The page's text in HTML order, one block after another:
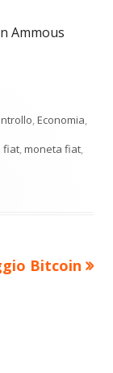
Ammous
,Economia,
Tag
fiat,moneta fiat,
Bitcoin